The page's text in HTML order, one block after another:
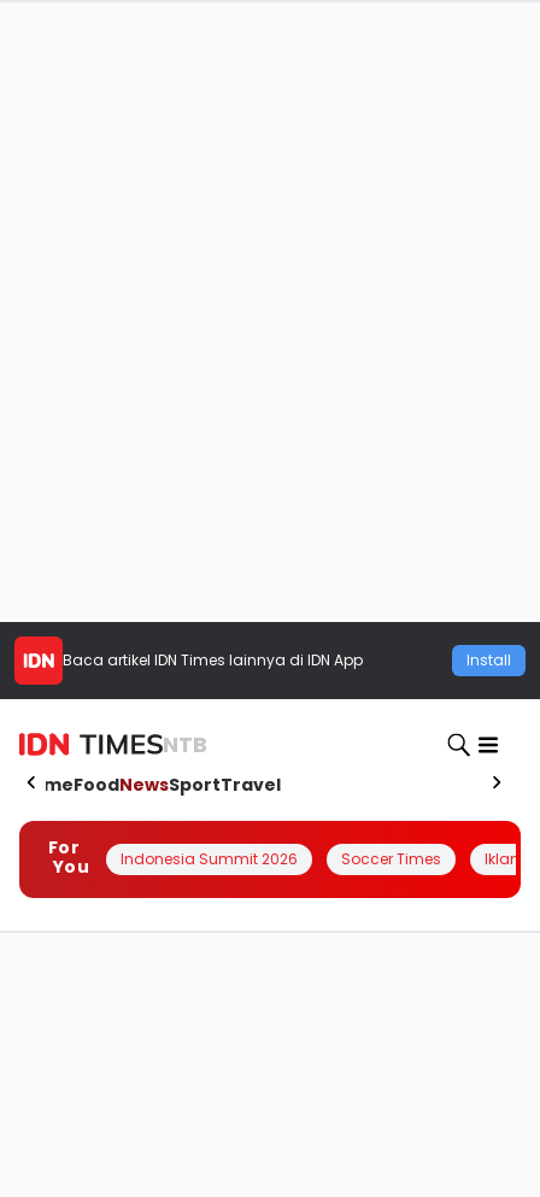
Baca artikel IDN Times lainnya di IDN App Install
NTB
HomeFoodNewsSportTravel
For
You
Indonesia Summit 2026 Soccer Times Iklanin